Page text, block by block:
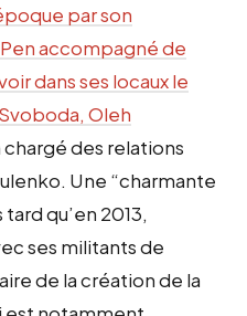
la
Ukraine,
07/13
par son
accompagné de
dans ses locaux le
Oleh
chargé des relations
Une “charmante
qu’en 2013,
ses militants de
de la création de la